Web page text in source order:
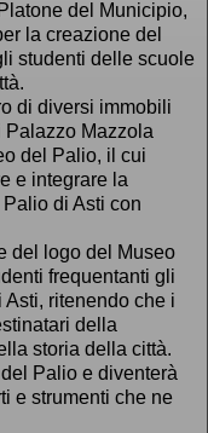
del Municipio,
la creazione del
studenti delle scuole
di diversi immobili
Palazzo Mazzola
del Palio, il cui
e integrare la
di Asti con
del logo del Museo
frequentanti gli
Asti, ritenendo che i
della
storia della città.
Palio e diventerà
e strumenti che ne